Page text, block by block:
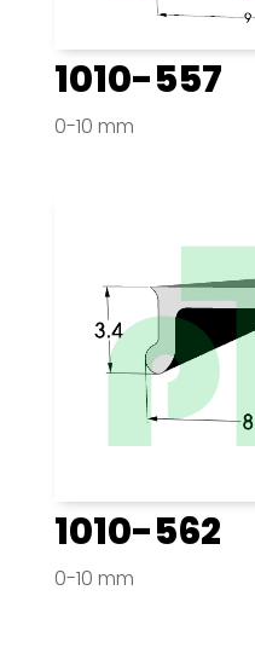
1010-557
0-10 mm
1010-562
0-10 mm